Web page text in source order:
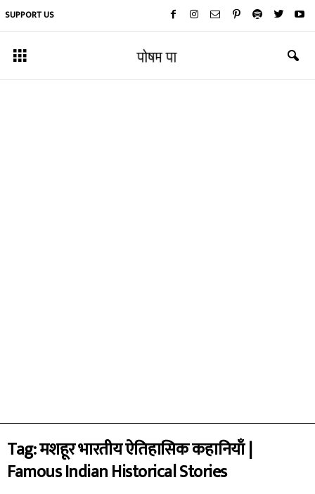
SUPPORT US
Tag: मशहूर भारतीय ऐतिहासिक कहानियाँ |
Famous Indian Historical Stories